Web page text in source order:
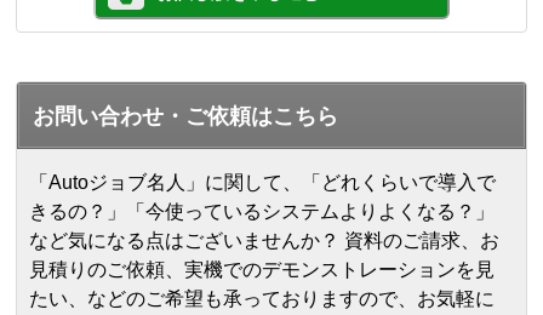
お問い合わせ・ご依頼はこちら
「Autoジョブ名人」に関して、「どれくらいで導入で
きるの？」「今使っているシステムよりよくなる？」
など気になる点はございませんか？ 資料のご請求、お
見積りのご依頼、実機でのデモンストレーションを見
たい、などのご希望も承っておりますので、お気軽に